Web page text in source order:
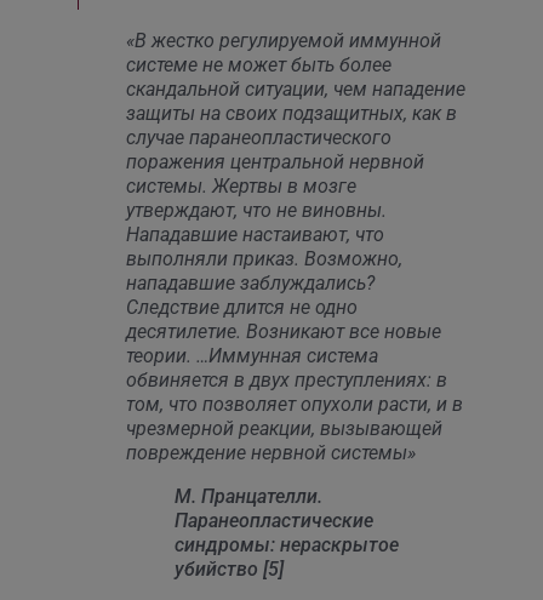
«В жестко регулируемой иммунной
системе не может быть более
скандальной ситуации, чем нападение
защиты на своих подзащитных, как в
случае паранеопластического
поражения центральной нервной
системы. Жертвы в мозге
утверждают, что не виновны.
Нападавшие настаивают, что
выполняли приказ. Возможно,
нападавшие заблуждались?
Следствие длится не одно
десятилетие. Возникают все новые
теории. …Иммунная система
обвиняется в двух преступлениях: в
том, что позволяет опухоли расти, и в
чрезмерной реакции, вызывающей
повреждение нервной системы»
M. Пранцателли.
Паранеопластические
синдромы: нераскрытое
убийство [5]